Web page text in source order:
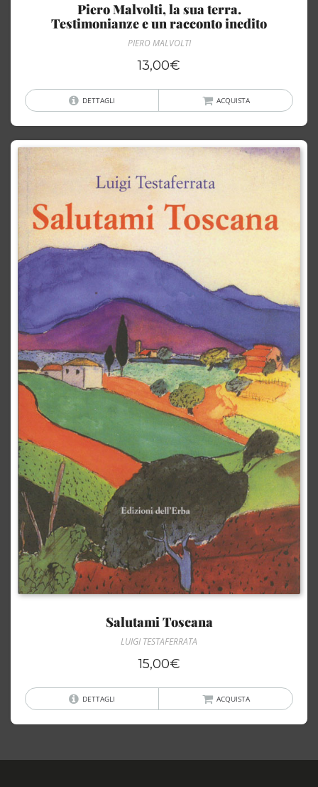
Piero Malvolti, la sua terra.
Testimonianze e un racconto inedito
PIERO MALVOLTI
13,00€
DETTAGLI ACQUISTA
Salutami Toscana
LUIGI TESTAFERRATA
15,00€
DETTAGLI ACQUISTA